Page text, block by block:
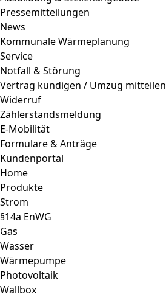
Pressemitteilungen
News
Kommunale Wärmeplanung
Service
Notfall & Störung
Vertrag kündigen / Umzug mitteilen
Widerruf
Zählerstandsmeldung
E-Mobilität
Formulare & Anträge
Kundenportal
Home
Produkte
Strom
§14a EnWG
Gas
Wasser
Wärmepumpe
Photovoltaik
Wallbox